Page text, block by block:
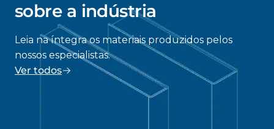
sobre a indústria
Leia na íntegra os materiais produzidos pelos
nossos especialistas.
Ver todos